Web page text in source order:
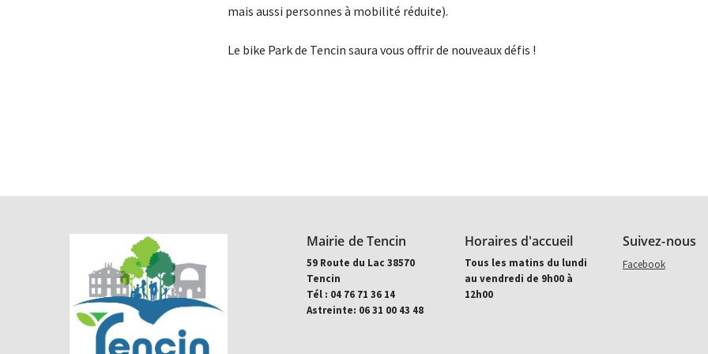
mais aussi personnes à mobilité réduite).
Le bike Park de Tencin saura vous offrir de nouveaux défis !
Mairie de Tencin
59 Route du Lac 38570
Tencin
Tél : 04 76 71 36 14
Astreinte: 06 31 00 43 48
Horaires d'accueil
Tous les matins du lundi
au vendredi de 9h00 à
12h00
Suivez-nous
Aller sur facebook
Facebook